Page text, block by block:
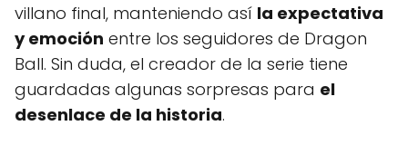
villano final, manteniendo así la expectativa
y emoción entre los seguidores de Dragon
Ball. Sin duda, el creador de la serie tiene
guardadas algunas sorpresas para el
desenlace de la historia.